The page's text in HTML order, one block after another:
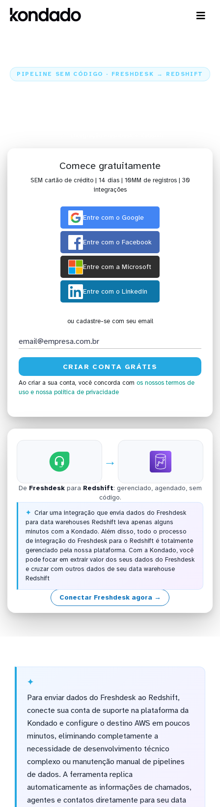
PIPELINE SEM CÓDIGO · FRESHDESK → REDSHIFT
Comece gratuitamente
SEM cartão de crédito | 14 dias | 10MM de registros | 30
integrações
Entre com o Google
Entre com o Facebook
Entre com a Microsoft
Entre com o Linkedin
ou cadastre-se com seu email
Ao criar a sua conta, você concorda com os nossos termos de
uso e nossa política de privacidade
→
De Freshdeskpara Redshift: gerenciado, agendado, sem
código.
Criar uma integração que envia dados do Freshdesk
para data warehouses Redshift leva apenas alguns
minutos com a Kondado. Além disso, todo o processo
de integração do Freshdesk para o Redshift é totalmente
gerenciado pela nossa plataforma. Com a Kondado, você
pode focar em extrair valor dos seus dados do Freshdesk
e cruzar com outros dados de seu data warehouse
Redshift
Conectar Freshdesk agora →
Para enviar dados do Freshdesk ao Redshift,
conecte sua conta de suporte na plataforma da
Kondado e configure o destino AWS em poucos
minutos, eliminando completamente a
necessidade de desenvolvimento técnico
complexo ou manutenção manual de pipelines
de dados. A ferramenta replica
automaticamente as informações de chamados,
agentes e contatos diretamente para seu data